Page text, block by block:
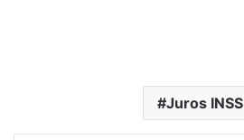
Juros INSS